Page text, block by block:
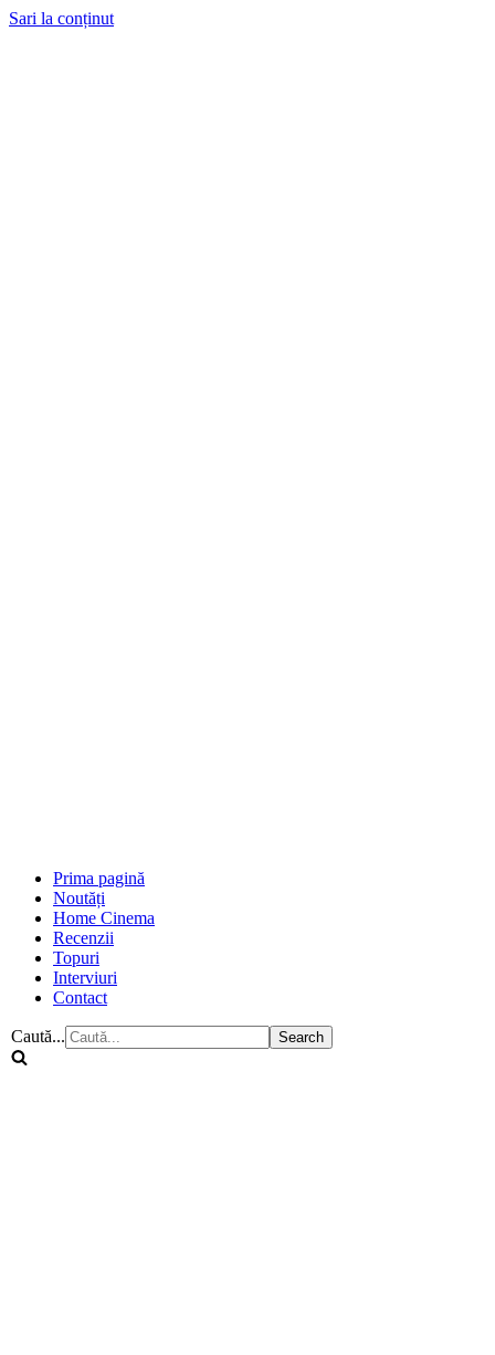
Sari la conținut
Prima pagină
Noutăți
Home Cinema
Recenzii
Topuri
Interviuri
Contact
Caută...